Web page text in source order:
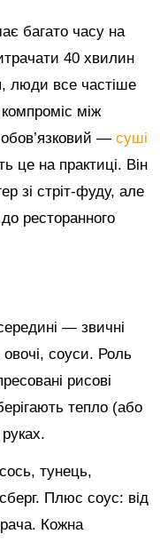
багато часу на
40 хвилин
люди все частіше
між
— суші
це на практиці. Він
зі стріт-фуду, але
ресторанного
— звичні
соуси. Роль
рисові
тепло (або
тунець,
Плюс соус: від
Кожна